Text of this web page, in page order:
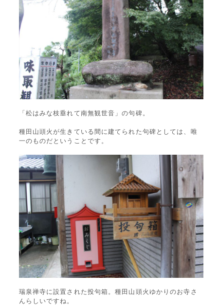
「松はみな枝垂れて南無観世音」の句碑。
種田山頭火が生きている間に建てられた句碑としては、唯
一のものだということです。
瑞泉禅寺に設置された投句箱。種田山頭火ゆかりのお寺さ
んらしいですね。